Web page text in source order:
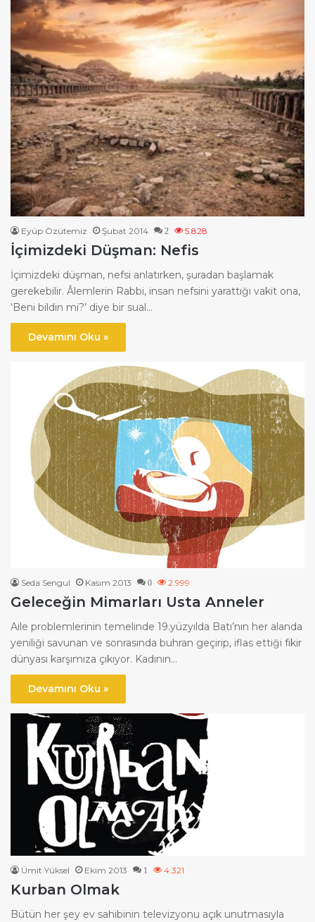
Eyüp Özütemiz Şubat 2014 2 5.828
İçimizdeki Düşman: Nefis
İçimizdeki düşman, nefsi anlatırken, şuradan başlamak
gerekebilir. Âlemlerin Rabbi, insan nefsini yarattığı vakit ona,
‘Beni bildin mi?’ diye bir sual…
Devamını Oku »
Seda Sengul Kasım 2013 0 2.999
Geleceğin Mimarları Usta Anneler
Aile problemlerinin temelinde 19.yüzyılda Batı’nın her alanda
yeniliği savunan ve sonrasında buhran geçirip, iflas ettiği fikir
dünyası karşımıza çıkıyor. Kadının…
Devamını Oku »
Ümit Yüksel Ekim 2013 1 4.321
Kurban Olmak
Bütün her şey ev sahibinin televizyonu açık unutmasıyla